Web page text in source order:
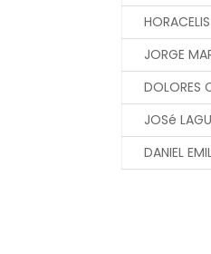
JORGE
DOLORES
JOSé
DANIEL